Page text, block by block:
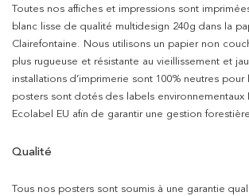
Toutes nos affiches et impressions sont
blanc lisse de qualité multidesign 240g dans la
Clairefontaine. Nous utilisons un papier non
plus rugueuse et résistante au vieillissement et
installations d’imprimerie sont 100% neutres
posters sont dotés des labels environnementaux
Ecolabel EU afin de garantir une gestion
Qualité
Tous nos posters sont soumis à une garantie